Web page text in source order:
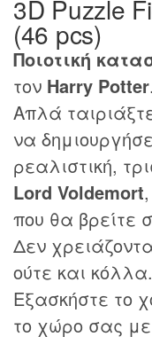
3D Puzzle
(46 pcs)
Ποιοτική
τον Harry Potter.
Απλά
να
ρεαλιστική,
Lord Voldemort
που θα βρείτε
Δεν
ούτε και κόλλα.
Εξασκήστε το
το χώρο σας με